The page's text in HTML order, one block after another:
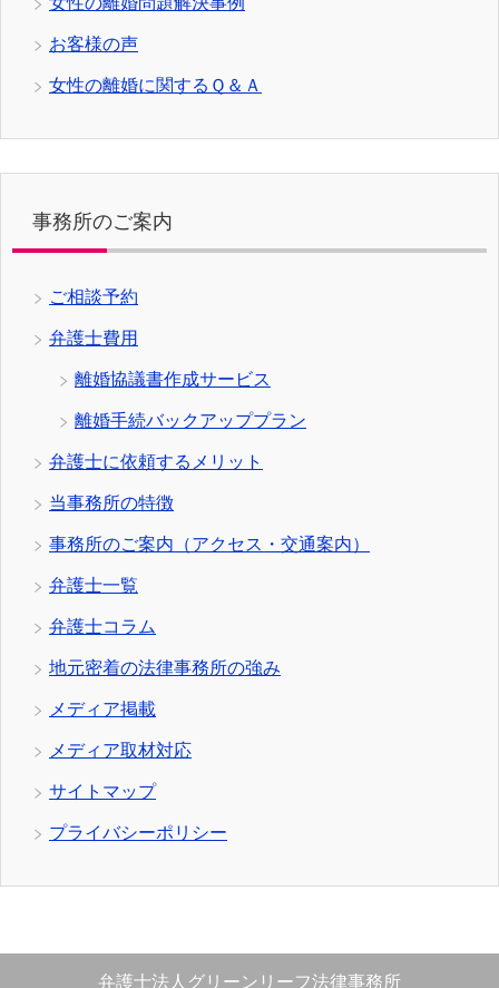
お客様の声
女性の離婚に関するＱ＆Ａ
事務所のご案内
ご相談予約
弁護士費用
離婚協議書作成サービス
離婚手続バックアッププラン
弁護士に依頼するメリット
当事務所の特徴
事務所のご案内（アクセス・交通案内）
弁護士一覧
弁護士コラム
地元密着の法律事務所の強み
メディア掲載
メディア取材対応
サイトマップ
プライバシーポリシー
弁護士法人グリーンリーフ法律事務所